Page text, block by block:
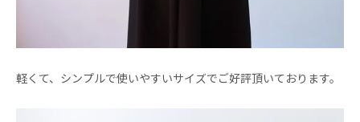
軽くて、シンプルで使いやすいサイズでご好評頂いております。